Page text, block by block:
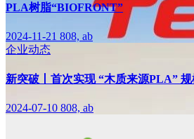
PLA树脂“BIOFRONT”
2024-11-21 808, ab
企业动态
新突破丨首次实现 “木质来源PLA”
2024-07-10 808, ab